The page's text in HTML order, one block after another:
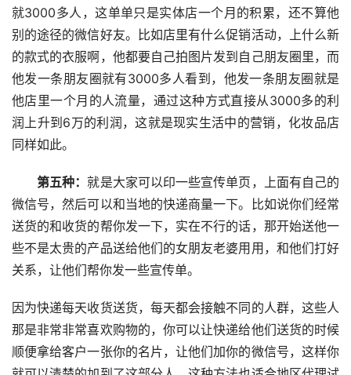
就3000多人，这单单只是实体店一个月的积累，还不算他
别的途径的微信好友。比如店里有什么促销活动，上什么新
的款式的衣服啊，他都要自己拍图片发到自己朋友圈里，而
他发一条朋友圈就有3000多人看到，他发一条朋友圈就是
他店里一个月的人流量，通过这种方式直接从3000多的利
润上升到6万的利润，这就是现实生活中的营销，化妆品店
同样如此。
第五种：就是大家可以印一些宣传单页，上面有自己的
微信号，然后可以和当地的快递商量一下。比如说你们经常
送货的和收货的帮你发一下，实在不行的话，那开始送他一
些不是太贵的产品送给他们的女朋友老婆用用，和他们打好
关系，让他们帮你发一些宣传单。
因为快递每天收货送货，每天都会接触不同的人群，这些人
那是非常非常喜欢购物的，你可以让快递给他们送货的时候
顺便拿给客户一张你的名片，让他们加你的微信号，这样你